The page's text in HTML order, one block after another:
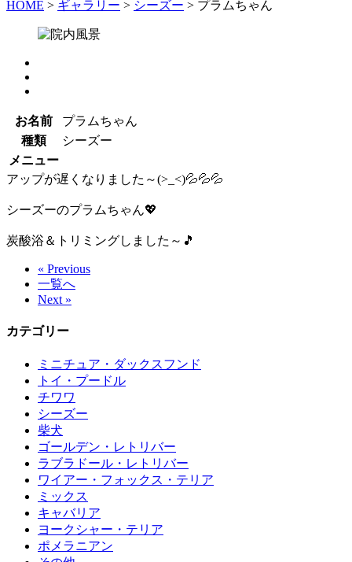
HOME > ギャラリー > シーズー > プラムちゃん
お名前
プラムちゃん
種類
シーズー
メニュー
アップが遅くなりました～(>_<)💦💦💦
シーズーのプラムちゃん💖
炭酸浴＆トリミングしました～🎵
« Previous
一覧へ
Next »
カテゴリー
ミニチュア・ダックスフンド
トイ・プードル
チワワ
シーズー
柴犬
ゴールデン・レトリバー
ラブラドール・レトリバー
ワイアー・フォックス・テリア
ミックス
キャバリア
ヨークシャー・テリア
ポメラニアン